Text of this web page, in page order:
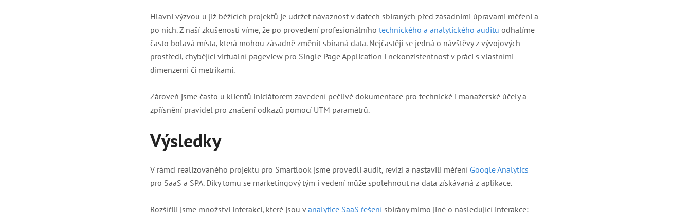
Hlavní výzvou u již běžících projektů je udržet návaznost v datech sbíraných před zásadními úpravami měření a
po nich. Z naší zkušenosti víme, že po provedení profesionálního technického a analytického auditu odhalíme
často bolavá místa, která mohou zásadně změnit sbíraná data. Nejčastěji se jedná o návštěvy z vývojových
prostředí, chybějící virtuální pageview pro Single Page Application i nekonzistentnost v práci s vlastními
dimenzemi či metrikami.
Zároveň jsme často u klientů iniciátorem zavedení pečlivé dokumentace pro technické i manažerské účely a
zpřísnění pravidel pro značení odkazů pomocí UTM parametrů.
Výsledky
V rámci realizovaného projektu pro Smartlook jsme provedli audit, revizi a nastavili měření Google Analytics
pro SaaS a SPA. Díky tomu se marketingový tým i vedení může spolehnout na data získávaná z aplikace.
Rozšířili jsme množství interakcí, které jsou vanalytice SaaS řešení sbírány mimo jiné o následující interakce: